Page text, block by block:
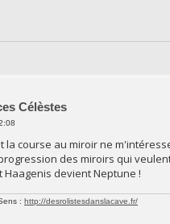
Célèstes
la course au miroir ne
des miroirs qui
Haagenis devient Neptune !
: http://desrolistesdanslacave.fr/